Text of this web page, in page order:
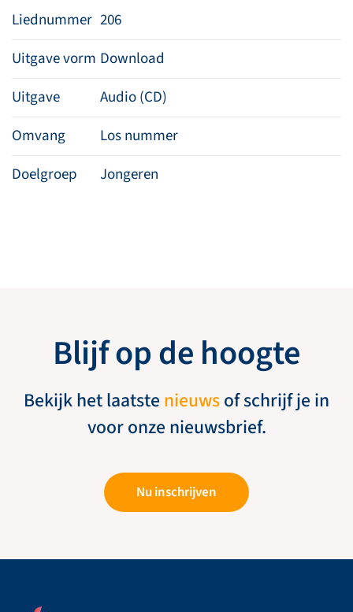
Liednummer 206
Uitgave vorm Download
Uitgave
Audio (CD)
Omvang
Los nummer
Doelgroep
Jongeren
Blijf op de hoogte
Bekijk het laatste nieuwsof schrijf je in
voor onze nieuwsbrief.
Nu inschrijven